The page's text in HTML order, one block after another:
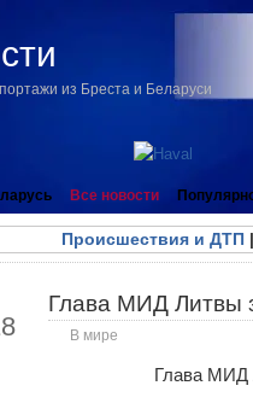
из Бреста и Беларуси
Все новости
Происшествия и ДТП|
Глава МИД Литвы
В мире